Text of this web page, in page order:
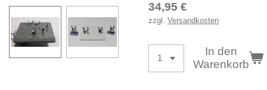
34,95 €
zzgl. Versandkosten
In den
Warenkorb